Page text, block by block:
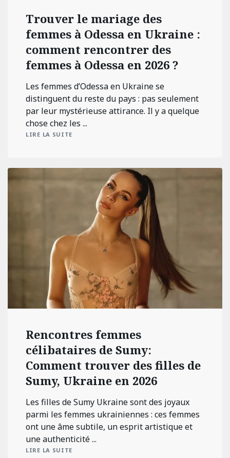
Trouver le mariage des
femmes à Odessa en Ukraine :
comment rencontrer des
femmes à Odessa en 2026 ?
Les femmes d’Odessa en Ukraine se
distinguent du reste du pays : pas seulement
par leur mystérieuse attirance. Il y a quelque
chose chez les ...
LIRE LA SUITE
Rencontres femmes
célibataires de Sumy:
Comment trouver des filles de
Sumy, Ukraine en 2026
Les filles de Sumy Ukraine sont des joyaux
parmi les femmes ukrainiennes : ces femmes
ont une âme subtile, un esprit artistique et
une authenticité ...
LIRE LA SUITE